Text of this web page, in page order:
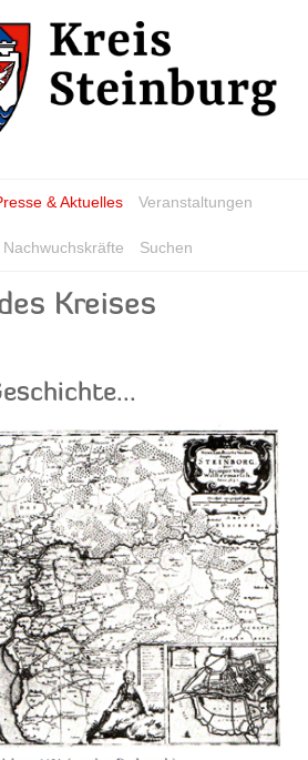
& Aktuelles Veranstaltungen
Suchen
Kreises